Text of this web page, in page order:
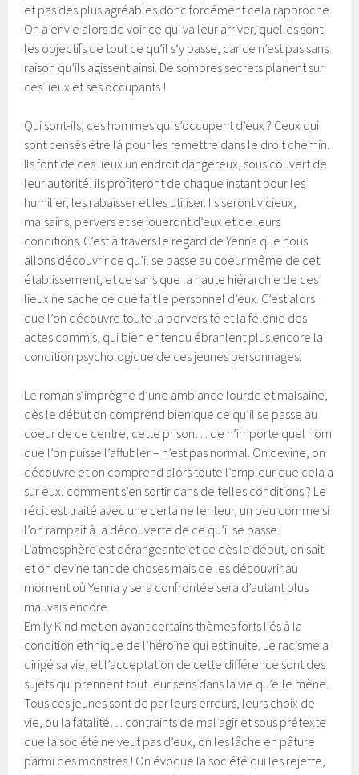
et pas des plus agréables donc forcément cela rapproche.
On a envie alors de voir ce qui va leur arriver, quelles sont
les objectifs de tout ce qu’il s’y passe, car ce n’est pas sans
raison qu’ils agissent ainsi. De sombres secrets planent sur
ces lieux et ses occupants !
Qui sont-ils, ces hommes qui s’occupent d’eux ? Ceux qui
sont censés être là pour les remettre dans le droit chemin.
Ils font de ces lieux un endroit dangereux, sous couvert de
leur autorité, ils profiteront de chaque instant pour les
humilier, les rabaisser et les utiliser. Ils seront vicieux,
malsains, pervers et se joueront d’eux et de leurs
conditions. C’est à travers le regard de Yenna que nous
allons découvrir ce qu’il se passe au coeur même de cet
établissement, et ce sans que la haute hiérarchie de ces
lieux ne sache ce que fait le personnel d’eux. C’est alors
que l’on découvre toute la perversité et la félonie des
actes commis, qui bien entendu ébranlent plus encore la
condition psychologique de ces jeunes personnages.
Le roman s’imprègne d’une ambiance lourde et malsaine,
dès le début on comprend bien que ce qu’il se passe au
coeur de ce centre, cette prison… de n’importe quel nom
que l’on puisse l’affubler – n’est pas normal. On devine, on
découvre et on comprend alors toute l’ampleur que cela a
sur eux, comment s’en sortir dans de telles conditions ? Le
récit est traité avec une certaine lenteur, un peu comme si
l’on rampait à la découverte de ce qu’il se passe.
L’atmosphère est dérangeante et ce dès le début, on sait
et on devine tant de choses mais de les découvrir au
moment où Yenna y sera confrontée sera d’autant plus
mauvais encore.
Emily Kind met en avant certains thèmes forts liés à la
condition ethnique de l’héroïne qui est inuite. Le racisme a
dirigé sa vie, et l’acceptation de cette différence sont des
sujets qui prennent tout leur sens dans la vie qu’elle mène.
Tous ces jeunes sont de par leurs erreurs, leurs choix de
vie, ou la fatalité… contraints de mal agir et sous prétexte
que la société ne veut pas d’eux, on les lâche en pâture
parmi des monstres ! On évoque la société qui les rejette,